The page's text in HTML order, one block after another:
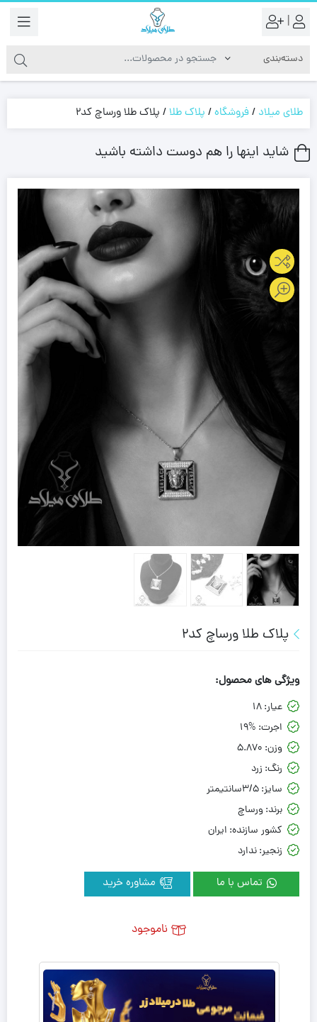
|
طلای میلاد /فروشگاه/ پلاک طلا/ پلاک طلا ورساچ کد2
شاید اینها را هم دوست داشته باشید
پلاک طلا ورساچ کد2
ویژگی های محصول:
عیار:18
اجرت: 19%
وزن: 5.870
رنگ: زرد
سایز:3/5سانتیمتر
برند:ورساچ
کشور سازنده: ایران
زنجیر:ندارد
تماس با ما
ناموجود